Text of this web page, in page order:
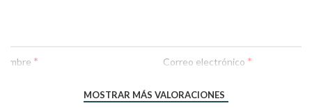
* Correo electrónico *
MOSTRAR MÁS VALORACIONES